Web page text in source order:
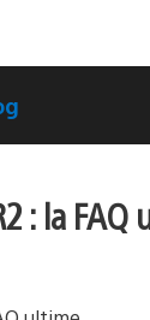
: la FAQ